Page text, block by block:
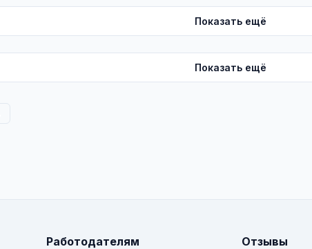
Показать ещё
Показать ещё
Работодателям Отзывы